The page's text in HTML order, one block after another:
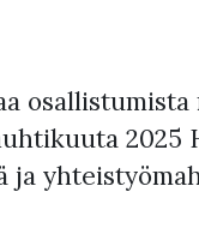
2025
ja